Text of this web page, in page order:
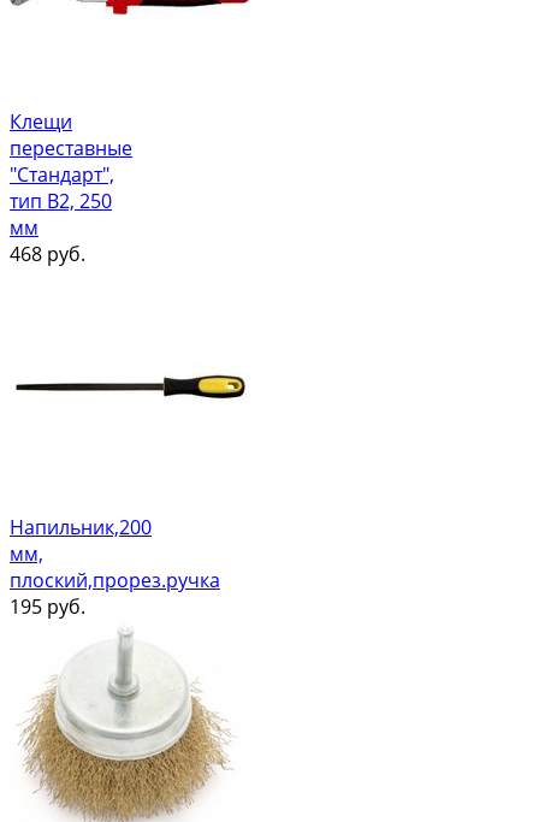
Клещи
переставные
"Стандарт",
тип В2, 250
мм
468 руб.
Напильник,200
мм,
плоский,прорез.ручка
195 руб.